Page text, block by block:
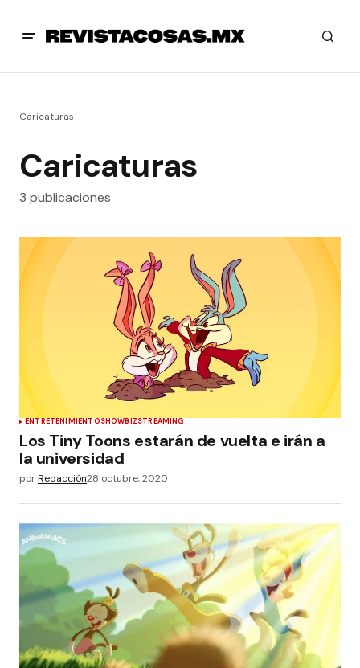
Caricaturas
Caricaturas
3 publicaciones
ENTRETENIMIENTOSHOWBIZSTREAMING
Los Tiny Toons estarán de vuelta e irán a
la universidad
porRedacción28 octubre, 2020